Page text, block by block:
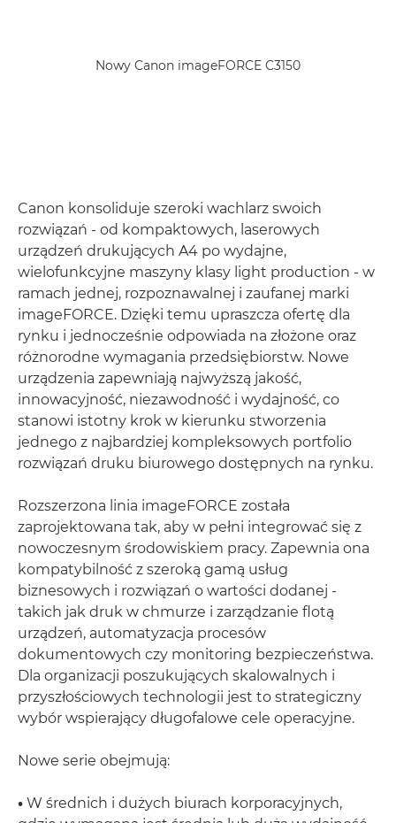
Nowy Canon imageFORCE C3150
Canon konsoliduje szeroki wachlarz swoich
rozwiązań - od kompaktowych, laserowych
urządzeń drukujących A4 po wydajne,
wielofunkcyjne maszyny klasy light production - w
ramach jednej, rozpoznawalnej i zaufanej marki
imageFORCE. Dzięki temu upraszcza ofertę dla
rynku i jednocześnie odpowiada na złożone oraz
różnorodne wymagania przedsiębiorstw. Nowe
urządzenia zapewniają najwyższą jakość,
innowacyjność, niezawodność i wydajność, co
stanowi istotny krok w kierunku stworzenia
jednego z najbardziej kompleksowych portfolio
rozwiązań druku biurowego dostępnych na rynku.
Rozszerzona linia imageFORCE została
zaprojektowana tak, aby w pełni integrować się z
nowoczesnym środowiskiem pracy. Zapewnia ona
kompatybilność z szeroką gamą usług
biznesowych i rozwiązań o wartości dodanej -
takich jak druk w chmurze i zarządzanie flotą
urządzeń, automatyzacja procesów
dokumentowych czy monitoring bezpieczeństwa.
Dla organizacji poszukujących skalowalnych i
przyszłościowych technologii jest to strategiczny
wybór wspierający długofalowe cele operacyjne.
Nowe serie obejmują:
• W średnich i dużych biurach korporacyjnych,